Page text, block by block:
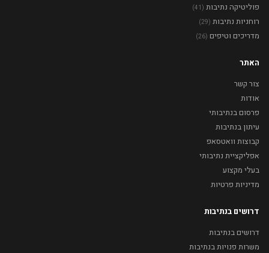
פוליטיקה נתיבות (41)
רוחניות נתיבות (29)
מדריכים וטיפים (26)
האתר
צור קשר
אודות
פרסום בנתיבותי
עיתון בנתיבות
קבוצות וואטסאפ
אפליקציית נתיבותי
בעלי מקצוע
מדיניות פרטיות
דרושים בנתיבות
דרושים בנתיבות
משרות פנויות בנתיבות